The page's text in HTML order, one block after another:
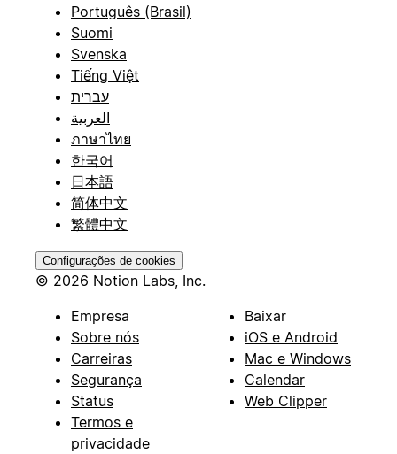
Português (Brasil)
Suomi
Svenska
Tiếng Việt
עברית
العربية
ภาษาไทย
한국어
日本語
简体中文
繁體中文
Configurações de cookies
© 2026 Notion Labs, Inc.
Empresa
Sobre nós
Carreiras
Segurança
Status
Termos e
privacidade
Baixar
iOS e Android
Mac e Windows
Calendar
Web Clipper